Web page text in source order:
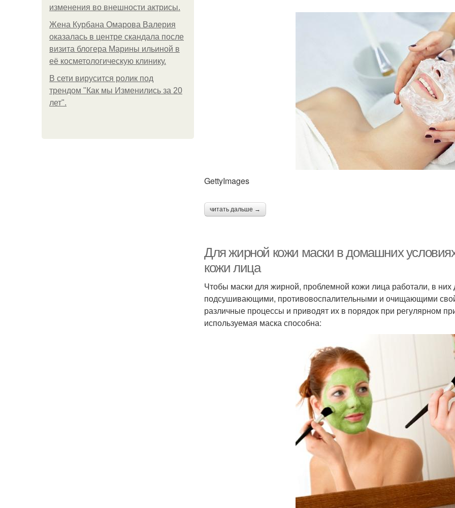
изменения во внешности актрисы.
Жена Курбана Омарова Валерия
оказалась в центре скандала после
визита блогера Марины ильиной в
её косметологическую клинику.
В сети вирусится ролик под
трендом "Как мы Изменились за 20
лет".
GettyImages
читать дальше →
Для жирной кожи маски в домашних
кожи лица
Чтобы маски для жирной, проблемной кожи лица работали, в
подсушивающими, противовоспалительными и очищающими
различные процессы и приводят их в порядок при регулярном
используемая маска способна: